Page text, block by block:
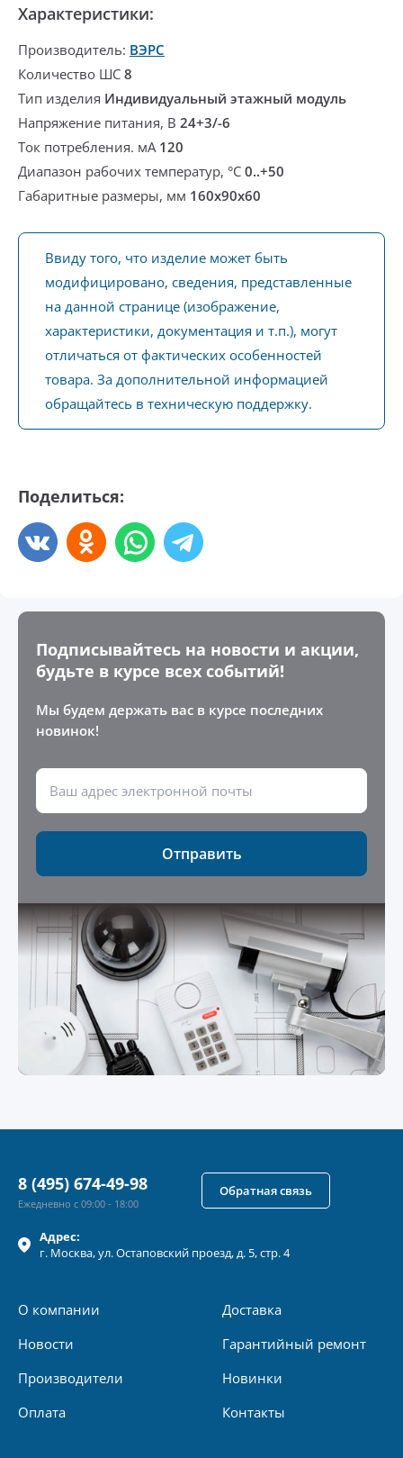
Характеристики:
Производитель: ВЭРС
Количество ШС 8
Тип изделия Индивидуальный этажный модуль
Напряжение питания, В 24+3/-6
Ток потребления. мА 120
Диапазон рабочих температур, °С 0..+50
Габаритные размеры, мм 160х90х60
Ввиду того, что изделие может быть
модифицировано, сведения, представленные
на данной странице (изображение,
характеристики, документация и т.п.), могут
отличаться от фактических особенностей
товара. За дополнительной информацией
обращайтесь в техническую поддержку.
Поделиться:
Подписывайтесь на новости и акции,
будьте в курсе всех событий!
Мы будем держать вас в курсе последних
новинок!
Отправить
Адрес:
г. Москва, ул.Остаповский проезд, д. 5, стр. 4
О компании
Новости
Производители
Оплата
Доставка
Гарантийный ремонт
Новинки
Контакты
8 (495) 674-49-98
Ежедневно с 09:00 - 18:00
Обратная связь